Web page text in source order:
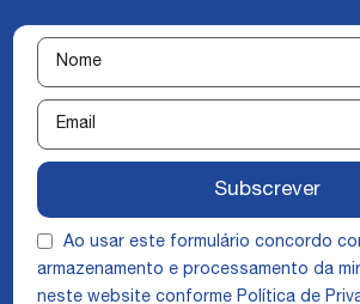
Ao usar este formulário concordo
armazenamento e processamento da
neste website conforme Política de
Subscrever